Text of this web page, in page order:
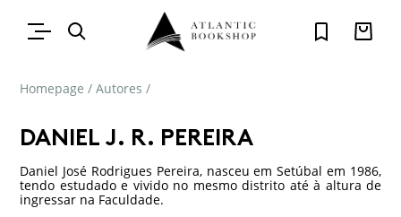
Homepage / Autores /
DANIEL J. R. PEREIRA
Daniel José Rodrigues Pereira, nasceu em Setúbal em 1986,
tendo estudado e vivido no mesmo distrito até à altura de
ingressar na Faculdade.